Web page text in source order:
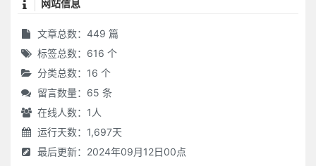
网站信息
文章总数：449 篇
标签总数：616 个
分类总数：16 个
留言数量：65 条
在线人数： 1 人
运行天数：1,697天
最后更新：2024年09月12日00点